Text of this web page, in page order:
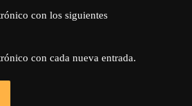
con los siguientes
con cada nueva entrada.